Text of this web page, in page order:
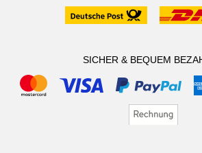
SICHER & BEQUEM